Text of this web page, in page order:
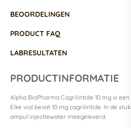
BEOORDELINGEN
PRODUCT FAQ
LABRESULTATEN
PRODUCTINFORMATIE
Alpha BioPharma Cagrilintide 10 mg is
Elke vial bevat 10 mg cagrilintide. In de
ampul injectiewater meegeleverd.